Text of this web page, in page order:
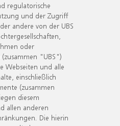
regulatorische
und der Zugriff
andere von der UBS
oder
"UBS")
Webseiten und alle
einschließlich
(zusammen
diesem
allen anderen
Die hierin